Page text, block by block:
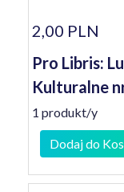
2,00 PLN
Pro Libris:
Kulturalne
1 produkt/y
Dodaj do